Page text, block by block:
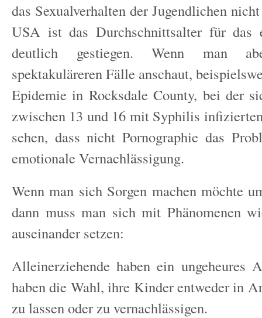
das Sexualverhalten der Jugendlichen
USA ist das Durchschnittsalter für das
deutlich gestiegen. Wenn man
spektakuläreren Fälle anschaut,
Epidemie in Rocksdale County, bei der
zwischen 13 und 16 mit Syphilis
sehen, dass nicht Pornographie das
emotionale Vernachlässigung.
Wenn man sich Sorgen machen möchte
dann muss man sich mit Phänomenen
auseinander setzen:
Alleinerziehende haben ein ungeheures
haben die Wahl, ihre Kinder entweder in
zu lassen oder zu vernachlässigen.